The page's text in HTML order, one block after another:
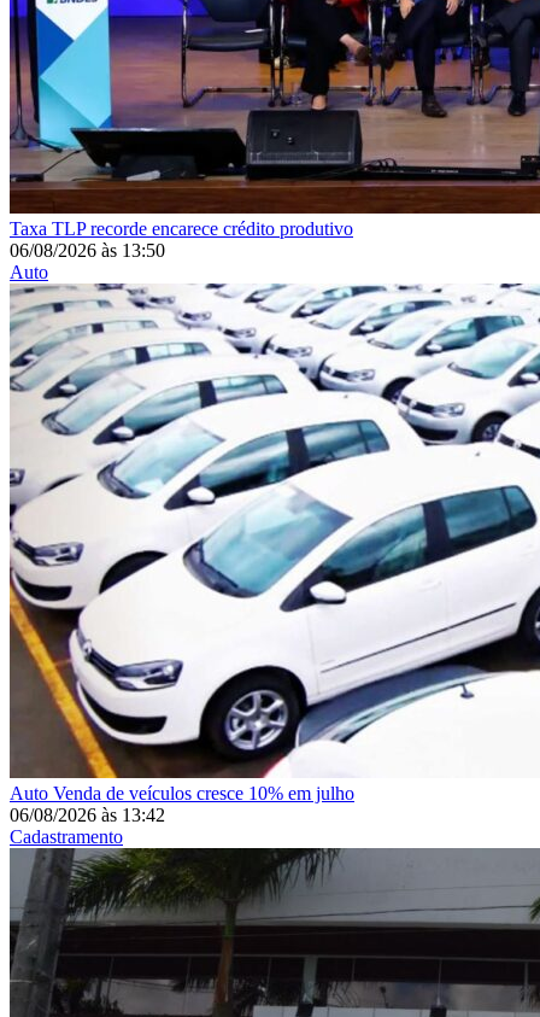
Taxa TLP recorde encarece crédito produtivo
06/08/2026 às 13:50
Auto
Auto Venda de veículos cresce 10% em julho
06/08/2026 às 13:42
Cadastramento